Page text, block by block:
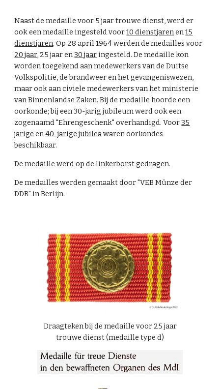
Naast de medaille voor 5 jaar trouwe dienst, werd er
ook een medaille ingesteld voor10 dienstjarenen15
dienstjaren. Op 28 april 1964 werden de medailles voor
20 jaar, 25 jaar en30 jaar ingesteld. De medaille kon
worden toegekend aan medewerkers van de Duitse
Volkspolitie, de brandweer en het gevangeniswezen,
maar ook aan civiele medewerkers van het ministerie
van Binnenlandse Zaken. Bij de medaille hoorde een
oorkonde; bij een 30-jarig jubileum werd ook een
zogenaamd "Ehrengeschenk" overhandigd.Voor35
jarige en40-jarige jubileawaren oorkondes
beschikbaar.
De medaille werd op de linkerborst gedragen.
De medailles werden gemaakt door "VEB Münze der
DDR" in Berlijn.
Draagteken bij de medaille voor 25 jaar
trouwe dienst (medaille type d)